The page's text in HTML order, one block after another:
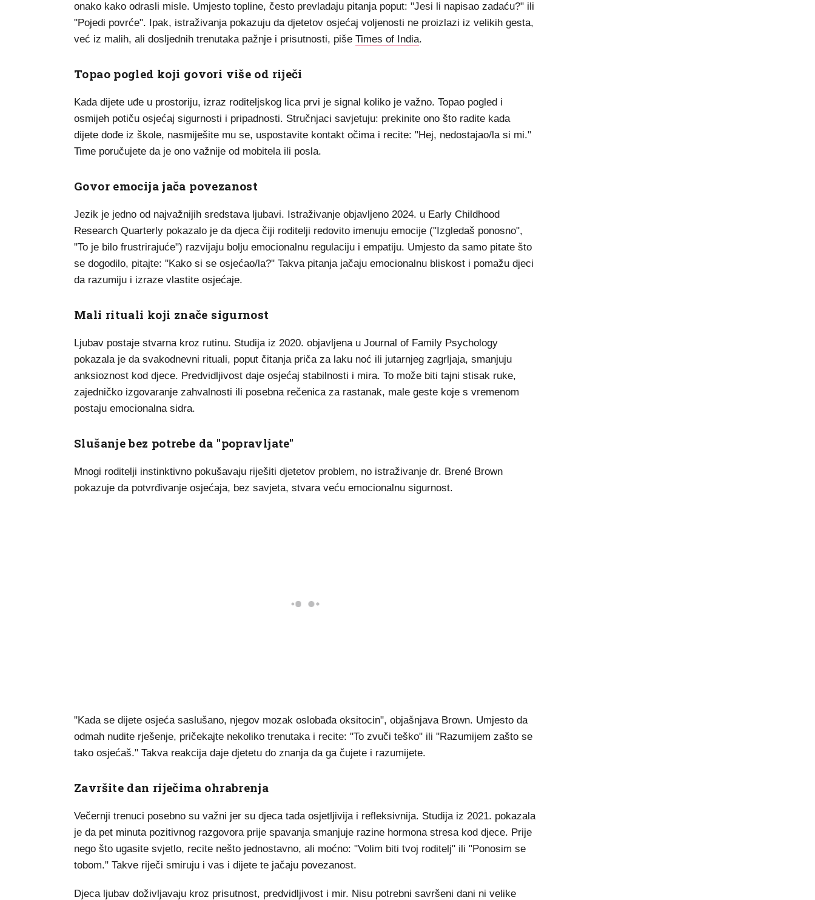
onako kako odrasli misle. Umjesto topline, često prevladaju pitanja poput: "Jesi li napisao zadaću?" ili
"Pojedi povrće". Ipak, istraživanja pokazuju da djetetov osjećaj voljenosti ne proizlazi iz velikih gesta,
već iz malih, ali dosljednih trenutaka pažnje i prisutnosti, piše Times of India.
Topao pogled koji govori više od riječi
Kada dijete uđe u prostoriju, izraz roditeljskog lica prvi je signal koliko je važno. Topao pogled i
osmijeh potiču osjećaj sigurnosti i pripadnosti. Stručnjaci savjetuju: prekinite ono što radite kada
dijete dođe iz škole, nasmiješite mu se, uspostavite kontakt očima i recite: "Hej, nedostajao/la si mi."
Time poručujete da je ono važnije od mobitela ili posla.
Govor emocija jača povezanost
Jezik je jedno od najvažnijih sredstava ljubavi. Istraživanje objavljeno 2024. u Early Childhood
Research Quarterly pokazalo je da djeca čiji roditelji redovito imenuju emocije ("Izgledaš ponosno",
"To je bilo frustrirajuće") razvijaju bolju emocionalnu regulaciju i empatiju. Umjesto da samo pitate što
se dogodilo, pitajte: "Kako si se osjećao/la?" Takva pitanja jačaju emocionalnu bliskost i pomažu djeci
da razumiju i izraze vlastite osjećaje.
Mali rituali koji znače sigurnost
Ljubav postaje stvarna kroz rutinu. Studija iz 2020. objavljena u Journal of Family Psychology
pokazala je da svakodnevni rituali, poput čitanja priča za laku noć ili jutarnjeg zagrljaja, smanjuju
anksioznost kod djece. Predvidljivost daje osjećaj stabilnosti i mira. To može biti tajni stisak ruke,
zajedničko izgovaranje zahvalnosti ili posebna rečenica za rastanak, male geste koje s vremenom
postaju emocionalna sidra.
Slušanje bez potrebe da "popravljate"
Mnogi roditelji instinktivno pokušavaju riješiti djetetov problem, no istraživanje dr. Brené Brown
pokazuje da potvrđivanje osjećaja, bez savjeta, stvara veću emocionalnu sigurnost.
"Kada se dijete osjeća saslušano, njegov mozak oslobađa oksitocin", objašnjava Brown. Umjesto da
odmah nudite rješenje, pričekajte nekoliko trenutaka i recite: "To zvuči teško" ili "Razumijem zašto se
tako osjećaš." Takva reakcija daje djetetu do znanja da ga čujete i razumijete.
Završite dan riječima ohrabrenja
Večernji trenuci posebno su važni jer su djeca tada osjetljivija i refleksivnija. Studija iz 2021. pokazala
je da pet minuta pozitivnog razgovora prije spavanja smanjuje razine hormona stresa kod djece. Prije
nego što ugasite svjetlo, recite nešto jednostavno, ali moćno: "Volim biti tvoj roditelj" ili "Ponosim se
tobom." Takve riječi smiruju i vas i dijete te jačaju povezanost.
Djeca ljubav doživljavaju kroz prisutnost, predvidljivost i mir. Nisu potrebni savršeni dani ni velike